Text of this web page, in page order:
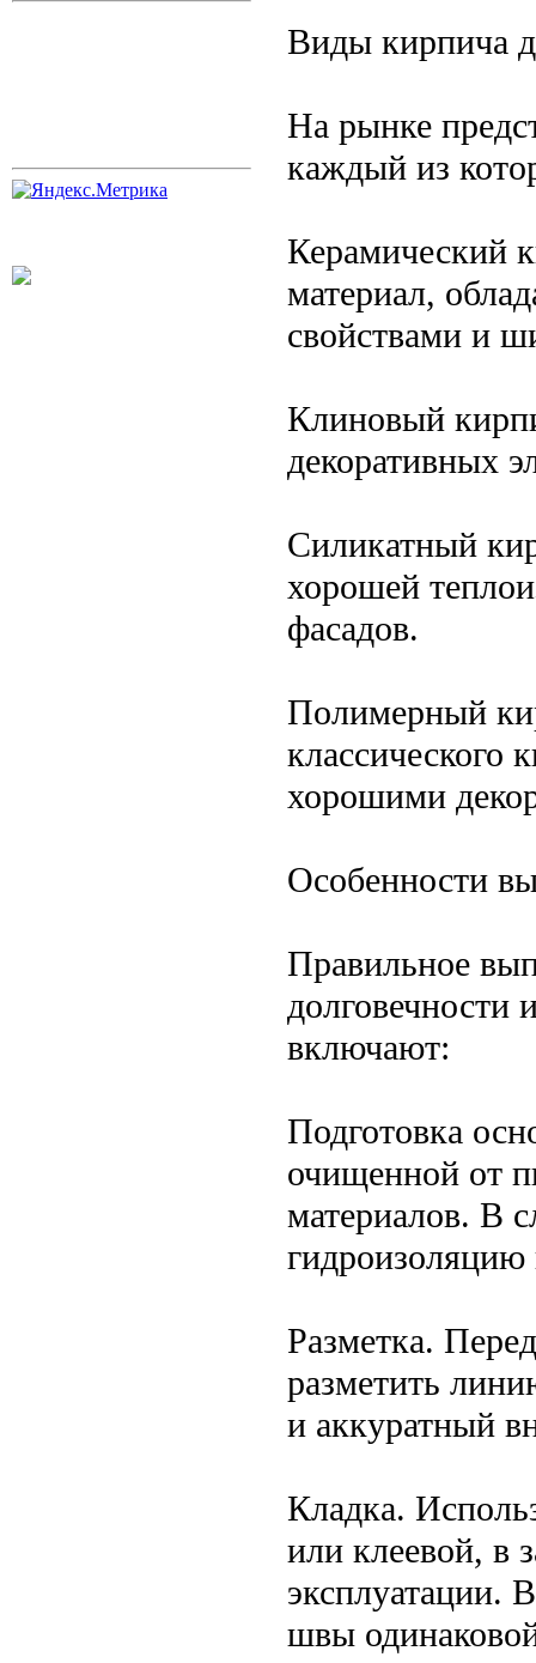
Виды кирпича
На рынке
каждый из
Керамический
материал,
свойствами и
Клиновый
декоративных
Силикатный
хорошей
фасадов.
Полимерный
классического
хорошими
Особенности
Правильное
долговечности
включают:
Подготовка
очищенной от
материалов. В
гидроизоляцию
Разметка.
разметить
и аккуратный
Кладка.
или клеевой, в
эксплуатации.
швы